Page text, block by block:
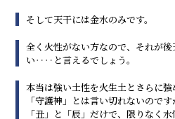
そして天干には金水のみです。
全く火性がない方なので、それが
い‥‥と言えるでしょう。
本当は強い土性を火生土とさらに
「守護神」とは言い切れないので
「丑」と「辰」だけで、限りなく